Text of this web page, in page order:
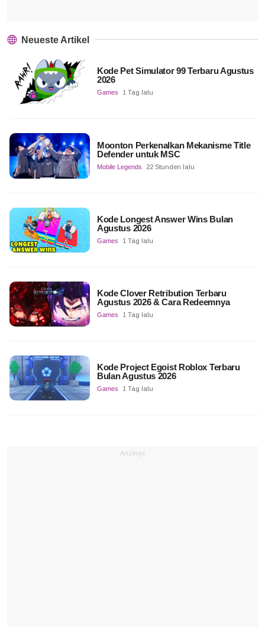
Neueste Artikel
Kode Pet Simulator 99 Terbaru Agustus
2026
Games 1 Tag lalu
Moonton Perkenalkan Mekanisme Title
Defender untuk MSC
Mobile Legends 22 Stunden lalu
Kode Longest Answer Wins Bulan
Agustus 2026
Games 1 Tag lalu
Kode Clover Retribution Terbaru
Agustus 2026 & Cara Redeemnya
Games 1 Tag lalu
Kode Project Egoist Roblox Terbaru
Bulan Agustus 2026
Games 1 Tag lalu
Anzeige